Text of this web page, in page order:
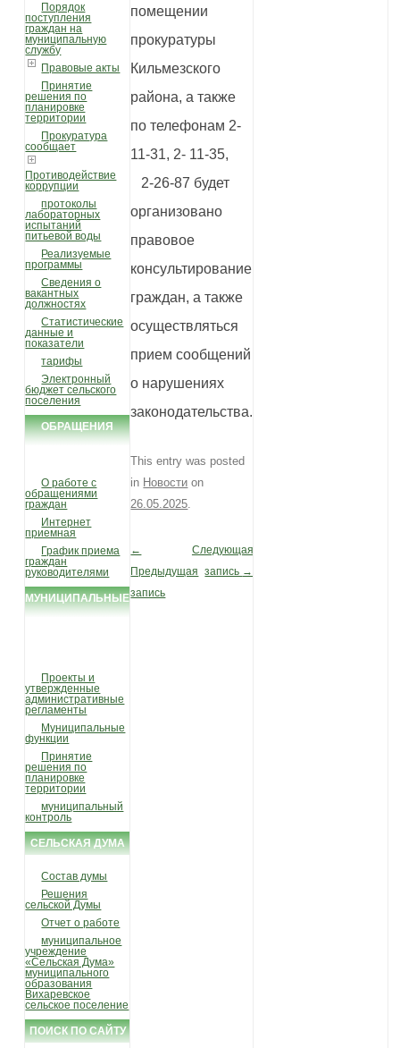
Порядок
поступления
граждан на
муниципальную
службу
Правовые акты
Принятие
решения по
планировке
территории
Прокуратура
сообщает
Противодействие
коррупции
протоколы
лабораторных
испытаний
питьевой воды
Реализуемые
программы
Сведения о
вакантных
должностях
Статистические
данные и
показатели
тарифы
Электронный
бюджет сельского
поселения
ОБРАЩЕНИЯ
О работе с
обращениями
граждан
Интернет
приемная
График приема
граждан
руководителями
МУНИЦИПАЛЬНЫЕ
Проекты и
утвержденные
административные
регламенты
Муниципальные
функции
Принятие
решения по
планировке
территории
муниципальный
контроль
СЕЛЬСКАЯ ДУМА
Состав думы
Решения
сельской Думы
Отчет о работе
муниципальное
учреждение
«Сельская Дума»
муниципального
образования
Вихаревское
сельское поселение
ПОИСК ПО САЙТУ
помещении
прокуратуры
Кильмезского
района, а также
по телефонам 2-
11-31, 2- 11-35,
2-26-87 будет
организовано
правовое
консультирование
граждан, а также
осуществляться
прием сообщений
о нарушениях
законодательства.
This entry was posted
in Новости on
26.05.2025
Post navigation
←
Предыдущая
запись
Следующая
запись →